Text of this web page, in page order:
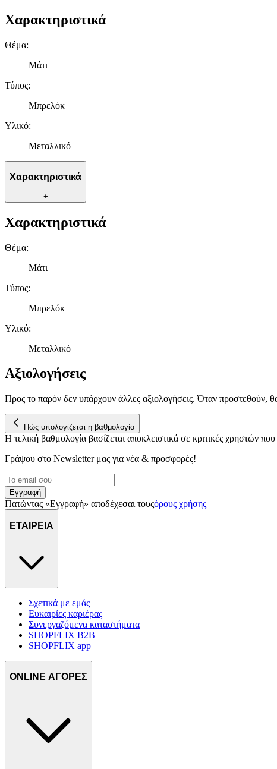
Χαρακτηριστικά
Θέμα:
Μάτι
Τύπος:
Μπρελόκ
Υλικό:
Μεταλλικό
Χαρακτηριστικά
+
Χαρακτηριστικά
Θέμα:
Μάτι
Τύπος:
Μπρελόκ
Υλικό:
Μεταλλικό
Αξιολογήσεις
Προς το παρόν δεν υπάρχουν άλλες αξιολογήσεις. Όταν προστεθούν,
Πώς υπολογίζεται η βαθμολογία
Η τελική βαθμολογία βασίζεται αποκλειστικά σε κριτικές χρηστών
Γράψου στο Νewsletter μας για νέα & προσφορές!
Εγγραφή
Πατώντας «Εγγραφή» αποδέχεσαι τουςόρους χρήσης
ΕΤΑΙΡΕΙΑ
Σχετικά με εμάς
Ευκαιρίες καριέρας
Συνεργαζόμενα καταστήματα
SHOPFLIX B2B
SHOPFLIX app
ONLINE ΑΓΟΡΕΣ